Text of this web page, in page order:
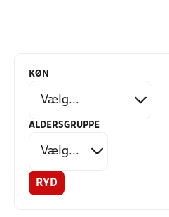
KØN
ALDERSGRUPPE
RYD